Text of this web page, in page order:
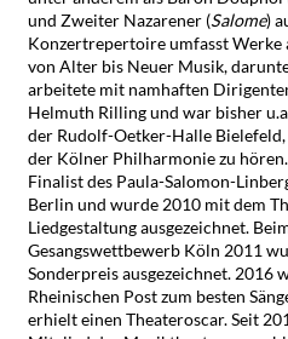
und Zweiter Nazarener (Salome)
Konzertrepertoire umfasst Werke
von Alter bis Neuer Musik,
arbeitete mit namhaften
Helmuth Rilling und war bisher
der Rudolf-Oetker-Halle
der Kölner Philharmonie zu
Finalist des Paula-Salomon-
Berlin und wurde 2010 mit dem
Liedgestaltung ausgezeichnet.
Gesangswettbewerb Köln 2011
Sonderpreis ausgezeichnet. 2016
Rheinischen Post zum besten
erhielt einen Theateroscar. Seit